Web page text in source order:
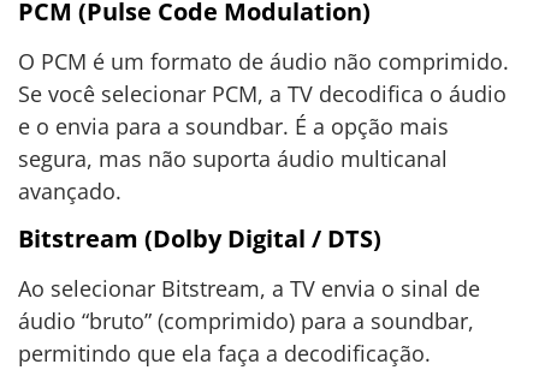
PCM (Pulse Code Modulation)
O PCM é um formato de áudio não comprimido.
Se você selecionar PCM, a TV decodifica o áudio
e o envia para a soundbar. É a opção mais
segura, mas não suporta áudio multicanal
avançado.
Bitstream (Dolby Digital / DTS)
Ao selecionar Bitstream, a TV envia o sinal de
áudio “bruto” (comprimido) para a soundbar,
permitindo que ela faça a decodificação.